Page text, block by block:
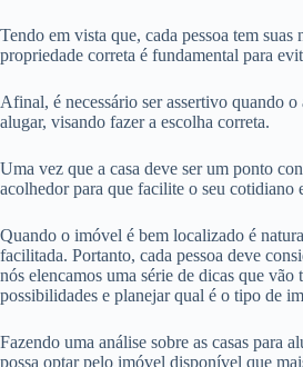
Tendo em vista que, cada pessoa tem suas
propriedade correta é fundamental para
Afinal, é necessário ser assertivo quando o
alugar, visando fazer a escolha correta.
Uma vez que a casa deve ser um ponto
acolhedor para que facilite o seu cotidiano
Quando o imóvel é bem localizado é
facilitada. Portanto, cada pessoa deve
nós elencamos uma série de dicas que
possibilidades e planejar qual é o tipo de
Fazendo uma análise sobre as casas para
possa optar pelo imóvel disponível que